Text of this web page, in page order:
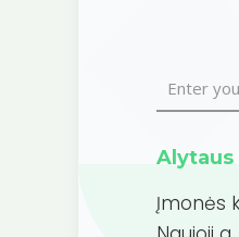
Įmonės